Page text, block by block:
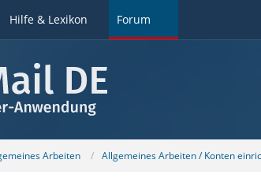
Hilfe & Lexikon Forum
Arbeiten Allgemeines Arbeiten / Konten